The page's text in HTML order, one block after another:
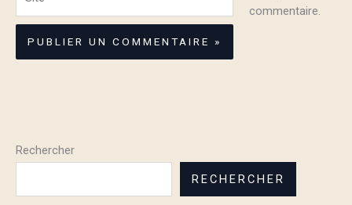
commentaire.
Rechercher
RECHERCHER